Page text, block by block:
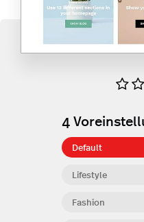
4
Lifestyle
Fashion
Default